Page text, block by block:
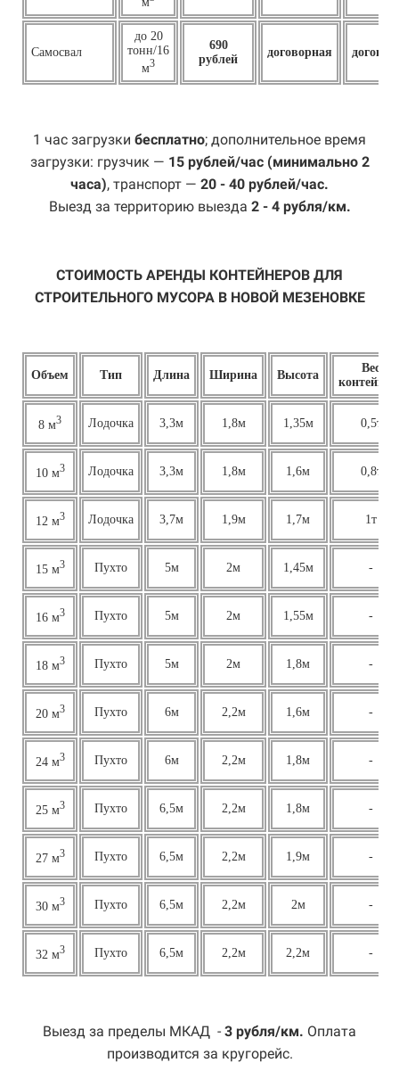
Самосвал
до 20
тонн/16
м3
690
рублей
договорная
1 час загрузки бесплатно; дополнительное время
загрузки: грузчик — 15 рублей/час (минимально 2
часа), транспорт — 20 - 40 рублей/час.
Выезд за территорию выезда 2 - 4 рубля/км.
СТОИМОСТЬ АРЕНДЫ КОНТЕЙНЕРОВ ДЛЯ
СТРОИТЕЛЬНОГО МУСОРА В НОВОЙ МЕЗЕНОВКЕ
Объем Тип Длина Ширина Высота
Вес
8 м3 Лодочка 3,3м 1,8м 1,35м 0,5т
10 м3 Лодочка 3,3м 1,8м 1,6м 0,8т
12 м3 Лодочка 3,7м 1,9м 1,7м 1т
15 м3 Пухто 5м 2м 1,45м -
16 м3 Пухто 5м 2м 1,55м -
18 м3 Пухто 5м 2м 1,8м -
20 м3 Пухто 6м 2,2м 1,6м -
24 м3 Пухто 6м 2,2м 1,8м -
25 м3 Пухто 6,5м 2,2м 1,8м -
27 м3 Пухто 6,5м 2,2м 1,9м -
30 м3 Пухто 6,5м 2,2м 2м -
32 м3 Пухто 6,5м 2,2м 2,2м -
Выезд за пределы МКАД - 3 рубля/км. Оплата
производится за кругорейс.